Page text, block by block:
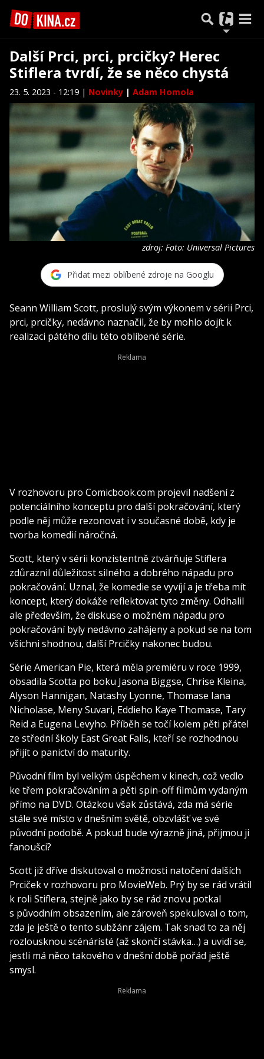
Další Prci, prci, prcičky? Herec
Stiflera tvrdí, že se něco chystá
23. 5. 2023 - 12:19 | Novinky | Adam Homola
zdroj: Foto: Universal Pictures
Přidat mezi oblíbené zdroje na Googlu
Seann William Scott, proslulý svým výkonem v sérii Prci,
prci, prcičky, nedávno naznačil, že by mohlo dojít k
realizaci pátého dílu této oblíbené série.
V rozhovoru pro Comicbook.com projevil nadšení z
potenciálního konceptu pro další pokračování, který
podle něj může rezonovat i v současné době, kdy je
tvorba komedií náročná.
Scott, který v sérii konzistentně ztvárňuje Stiflera
zdůraznil důležitost silného a dobrého nápadu pro
pokračování. Uznal, že komedie se vyvíjí a je třeba mít
koncept, který dokáže reflektovat tyto změny. Odhalil
ale především, že diskuse o možném nápadu pro
pokračování byly nedávno zahájeny a pokud se na tom
všichni shodnou, další Prcičky nakonec budou.
Série American Pie, která měla premiéru v roce 1999,
obsadila Scotta po boku Jasona Biggse, Chrise Kleina,
Alyson Hannigan, Natashy Lyonne, Thomase Iana
Nicholase, Meny Suvari, Eddieho Kaye Thomase, Tary
Reid a Eugena Levyho. Příběh se točí kolem pěti přátel
ze střední školy East Great Falls, kteří se rozhodnou
přijít o panictví do maturity.
Původní film byl velkým úspěchem v kinech, což vedlo
ke třem pokračováním a pěti spin-off filmům vydaným
přímo na DVD. Otázkou však zůstává, zda má série
stále své místo v dnešním světě, obzvlášť ve své
původní podobě. A pokud bude výrazně jiná, přijmou ji
fanoušci?
Scott již dříve diskutoval o možnosti natočení dalších
Prciček v rozhovoru pro MovieWeb. Prý by se rád vrátil
k roli Stiflera, stejně jako by se rád znovu potkal
s původním obsazením, ale zároveň spekuloval o tom,
zda je ještě o tento subžánr zájem. Tak snad to za něj
rozlousknou scénáristé (až skončí stávka…) a uvidí se,
jestli má něco takového v dnešní době pořád ještě
smysl.